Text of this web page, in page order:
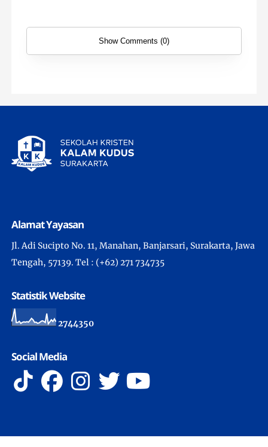
Show Comments (0)
Alamat Yayasan
Jl. Adi Sucipto No. 11, Manahan, Banjarsari, Surakarta, Jawa
Tengah, 57139. Tel : (+62) 271 734735
Statistik Website
2744350
Social Media